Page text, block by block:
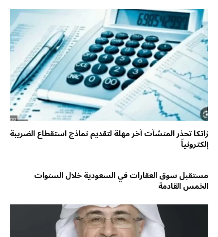
زاتكا تحذر المنشآت آخر مهلة لتقديم نماذج استقطاع الضريبة
إلكترونياً
مستقبل سوق العقارات في السعودية خلال السنوات
الخمس القادمة